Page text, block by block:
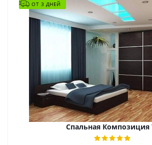
ОТ 3 ДНЕЙ
Спальная Композиция